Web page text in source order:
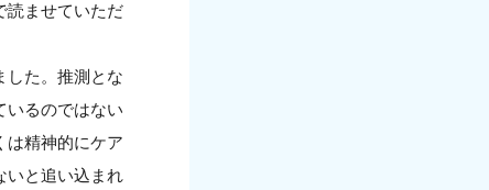
読ませていただ
した。推測とな
いるのではない
は精神的にケア
いと追い込まれ